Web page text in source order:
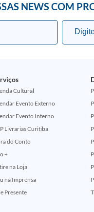
NEWS COM
Cultural
Evento Externo
Evento Interno
Livrarias Curitiba
do Conto
+
na Loja
na Imprensa
Presente